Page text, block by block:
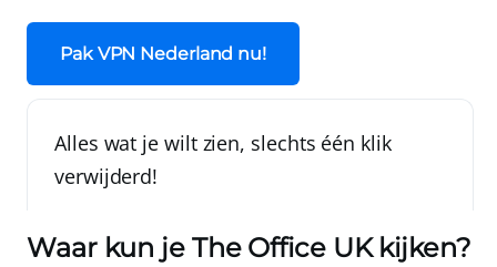
Pak VPN Nederland nu!
Alles wat je wilt zien, slechts één klik
verwijderd!
Waar kun je The Office UK kijken?